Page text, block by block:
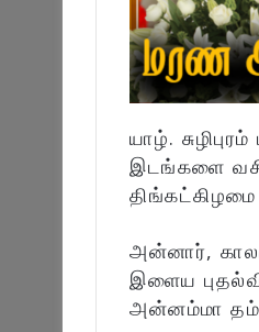
யாழ்.
இடங்களை
அன்னார்,
இளைய
அன்னம்மா